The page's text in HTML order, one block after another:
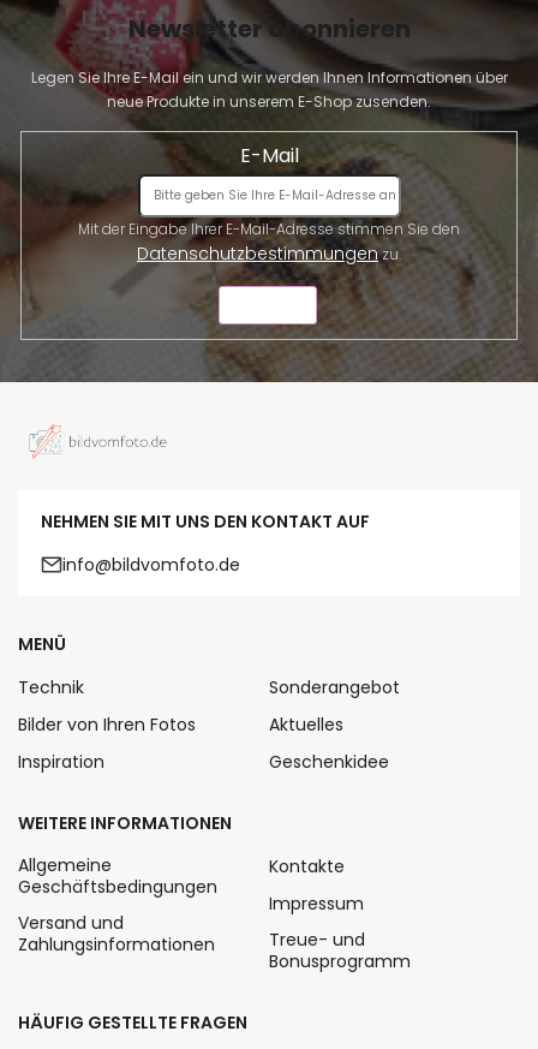
Newsletter abonnieren
Legen Sie Ihre E-Mail ein und wir werden Ihnen Informationen über
neue Produkte in unserem E-Shop zusenden.
E-Mail
Datenschutzbestimmungenzu.
NEHMEN SIE MIT UNS DEN KONTAKT AUF
info@bildvomfoto.de
MENÜ
Technik
Bilder von Ihren Fotos
Inspiration
Sonderangebot
Aktuelles
Geschenkidee
WEITERE INFORMATIONEN
Allgemeine
Geschäftsbedingungen
Versand und
Zahlungsinformationen
Kontakte
Impressum
Treue- und
Bonusprogramm
HÄUFIG GESTELLTE FRAGEN